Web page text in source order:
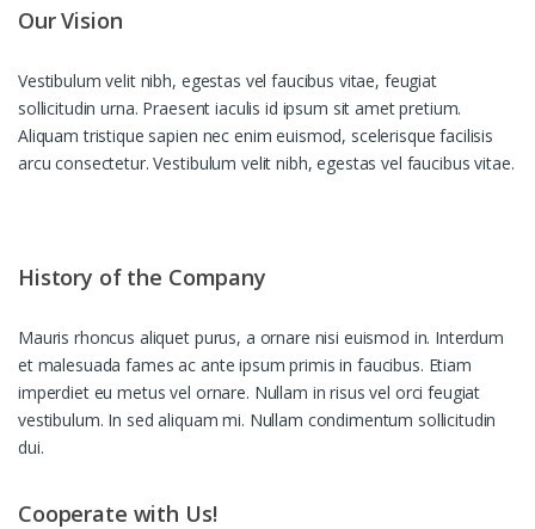
Our Vision
Vestibulum velit nibh, egestas vel faucibus vitae, feugiat
sollicitudin urna. Praesent iaculis id ipsum sit amet pretium.
Aliquam tristique sapien nec enim euismod, scelerisque facilisis
arcu consectetur. Vestibulum velit nibh, egestas vel faucibus vitae.
History of the Company
Mauris rhoncus aliquet purus, a ornare nisi euismod in. Interdum
et malesuada fames ac ante ipsum primis in faucibus. Etiam
imperdiet eu metus vel ornare. Nullam in risus vel orci feugiat
vestibulum. In sed aliquam mi. Nullam condimentum sollicitudin
dui.
Cooperate with Us!